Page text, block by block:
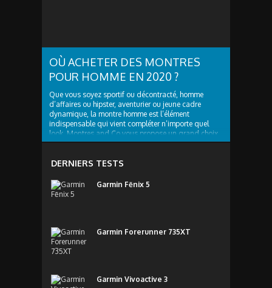
OÙ ACHETER DES MONTRES
POUR HOMME EN 2020 ?
Que vous soyez sportif ou décontracté, homme
d’affaires ou hipster, aventurier ou jeune cadre
dynamique, la montre homme est l’élément
indispensable qui vient compléter n’importe quel
look. Montres and Co vous propose un grand choix
de montres branchées et tendances, il y en a pour
DERNIERS TESTS
Garmin Fēnix 5
Garmin Forerunner 735XT
Garmin Vivoactive 3